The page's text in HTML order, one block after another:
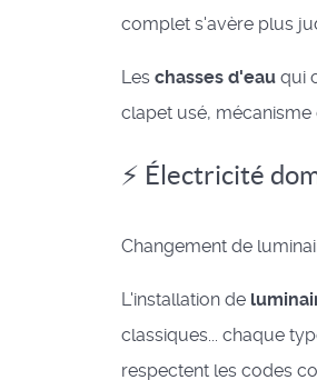
complet s'avère plus
Les chasses d'eau qui
clapet usé,
⚡ Électricité
Changement de
L'installation de
classiques... chaque
respectent les codes